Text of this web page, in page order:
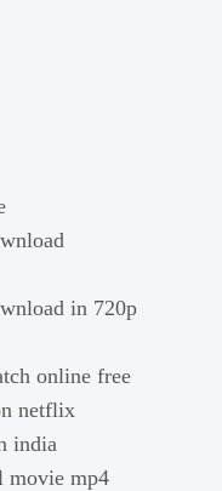
in 720p
online free
netflix
india
movie mp4